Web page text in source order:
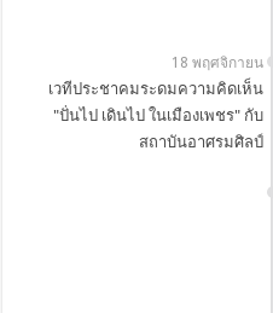
18 พฤศจิกายน
เวทีประชาคมระดมความคิดเห็น
"ปั่นไป เดินไป ในเมืองเพชร" กับ
สถาบันอาศรมศิลป์